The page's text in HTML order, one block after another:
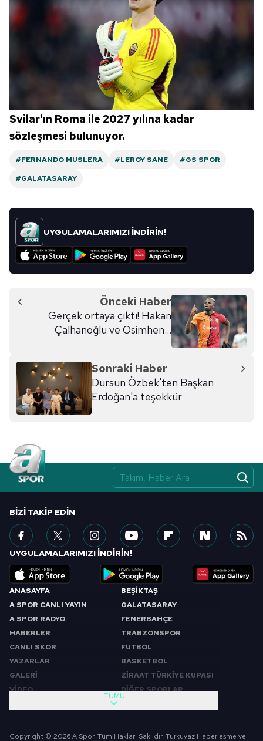
Svilar'ın Roma ile 2027 yılına kadar
sözleşmesi bulunuyor.
#FERNANDO MUSLERA #LEROY SANE
#GS SPOR
#GALATASARAY
UYGULAMALARIMIZI İNDİRİN!
Önceki Haber
Gerçek ortaya çıktı! Hakan
Çalhanoğlu ve Osimhen...
Sonraki Haber
Dursun Özbek'ten Başkan
Erdoğan'a teşekkür
ANASAYFA
A SPOR CANLI YAYIN
A SPOR RADYO
HABERLER
CANLI SKOR
YAZARLAR
GALERİ
VİDEO
BEŞİKTAŞ
GALATASARAY
FENERBAHÇE
TRABZONSPOR
FUTBOL
BASKETBOL
ZİRAAT TÜRKİYE KUPASI
DİĞER SPORLAR
SABAH SPORU
FUTBOL
TÜMÜ
BIZI TAKIP EDIN
UYGULAMALARIMIZI İNDİRİN!
Copyright © 2026 A Spor. Tüm Hakları Saklıdır. Turkuvaz Haberleşme ve